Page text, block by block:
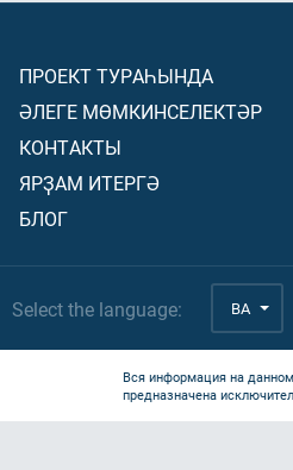
ПРОЕКТ ТУРАҺЫНДА
ӘЛЕГЕ МӨМКИНСЕЛЕКТӘР
КОНТАКТЫ
ЯРҘАМ ИТЕРГӘ
БЛОГ
Select the language: BA
Вся информация на
предназначена